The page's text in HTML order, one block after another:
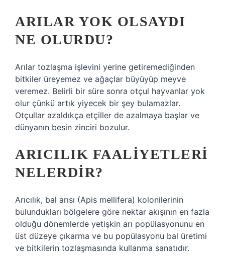
ARILAR YOK OLSAYDI
NE OLURDU?
Arılar tozlaşma işlevini yerine getiremediğinden
bitkiler üreyemez ve ağaçlar büyüyüp meyve
veremez. Belirli bir süre sonra otçul hayvanlar yok
olur çünkü artık yiyecek bir şey bulamazlar.
Otçullar azaldıkça etçiller de azalmaya başlar ve
dünyanın besin zinciri bozulur.
ARICILIK FAALIYETLERI
NELERDIR?
Arıcılık, bal arısı (Apis mellifera) kolonilerinin
bulundukları bölgelere göre nektar akışının en fazla
olduğu dönemlerde yetişkin arı popülasyonunu en
üst düzeye çıkarma ve bu popülasyonu bal üretimi
ve bitkilerin tozlaşmasında kullanma sanatıdır.